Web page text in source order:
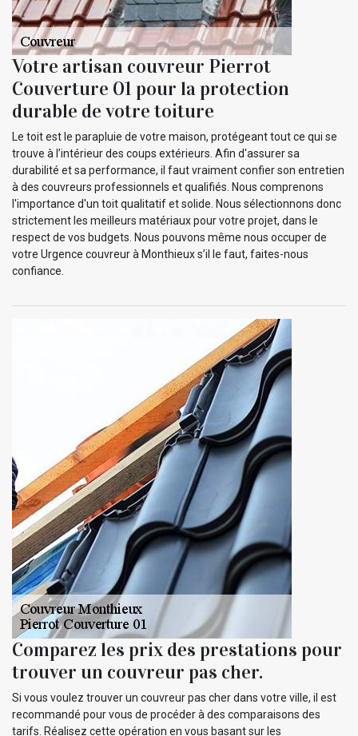
Votre artisan couvreur Pierrot
Couverture 01 pour la protection
durable de votre toiture
Le toit est le parapluie de votre maison, protégeant tout ce qui se
trouve à l’intérieur des coups extérieurs. Afin d'assurer sa
durabilité et sa performance, il faut vraiment confier son entretien
à des couvreurs professionnels et qualifiés. Nous comprenons
l'importance d'un toit qualitatif et solide. Nous sélectionnons donc
strictement les meilleurs matériaux pour votre projet, dans le
respect de vos budgets. Nous pouvons même nous occuper de
votre Urgence couvreur à Monthieux s’il le faut, faites-nous
confiance.
Comparez les prix des prestations pour
trouver un couvreur pas cher.
Si vous voulez trouver un couvreur pas cher dans votre ville, il est
recommandé pour vous de procéder à des comparaisons des
tarifs. Réalisez cette opération en vous basant sur les